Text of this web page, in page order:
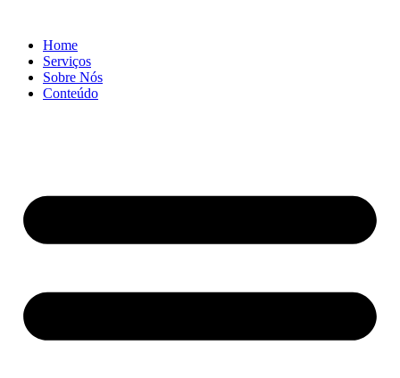
conteúdo
Home
Serviços
Sobre Nós
Conteúdo